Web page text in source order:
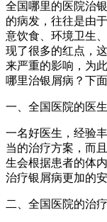
全国哪里的医院治
的病发，往往是由
意饮食、环境卫生
现了很多的红点，
来严重的影响，为
哪里治银屑病？下
一、全国医院的医
一名好医生，经验
当的治疗方案，而
生会根据患者的体
治疗银屑病更加的安
二、全国医院的治